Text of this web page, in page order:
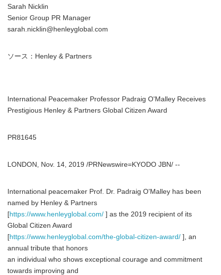
Sarah Nicklin
Senior Group PR Manager
sarah.nicklin@henleyglobal.com
ソース：Henley & Partners
International Peacemaker Professor Padraig O'Malley Receives
Prestigious Henley & Partners Global Citizen Award
PR81645
LONDON, Nov. 14, 2019 /PRNewswire=KYODO JBN/ --
International peacemaker Prof. Dr. Padraig O'Malley has been
named by Henley & Partners
[https://www.henleyglobal.com/ ] as the 2019 recipient of its
Global Citizen Award
[https://www.henleyglobal.com/the-global-citizen-award/ ], an
annual tribute that honors
an individual who shows exceptional courage and commitment
towards improving and